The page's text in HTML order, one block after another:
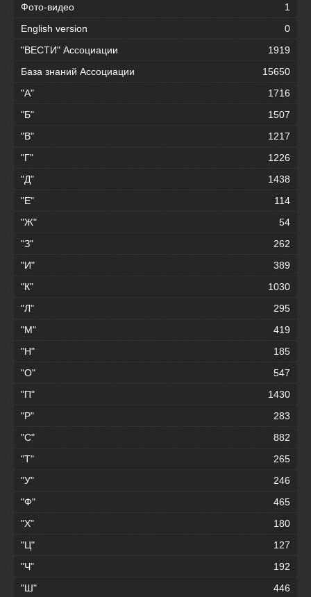
Фото-видео
1
English version
0
"ВЕСТИ" Ассоциации
1919
База знаний Ассоциации
15650
"А"
1716
"Б"
1507
"В"
1217
"Г"
1226
"Д"
1438
"Е"
114
"Ж"
54
"З"
262
"И"
389
"К"
1030
"Л"
295
"М"
419
"Н"
185
"О"
547
"П"
1430
"Р"
283
"С"
882
"Т"
265
"У"
246
"Ф"
465
"Х"
180
"Ц"
127
"Ч"
192
"Ш"
446